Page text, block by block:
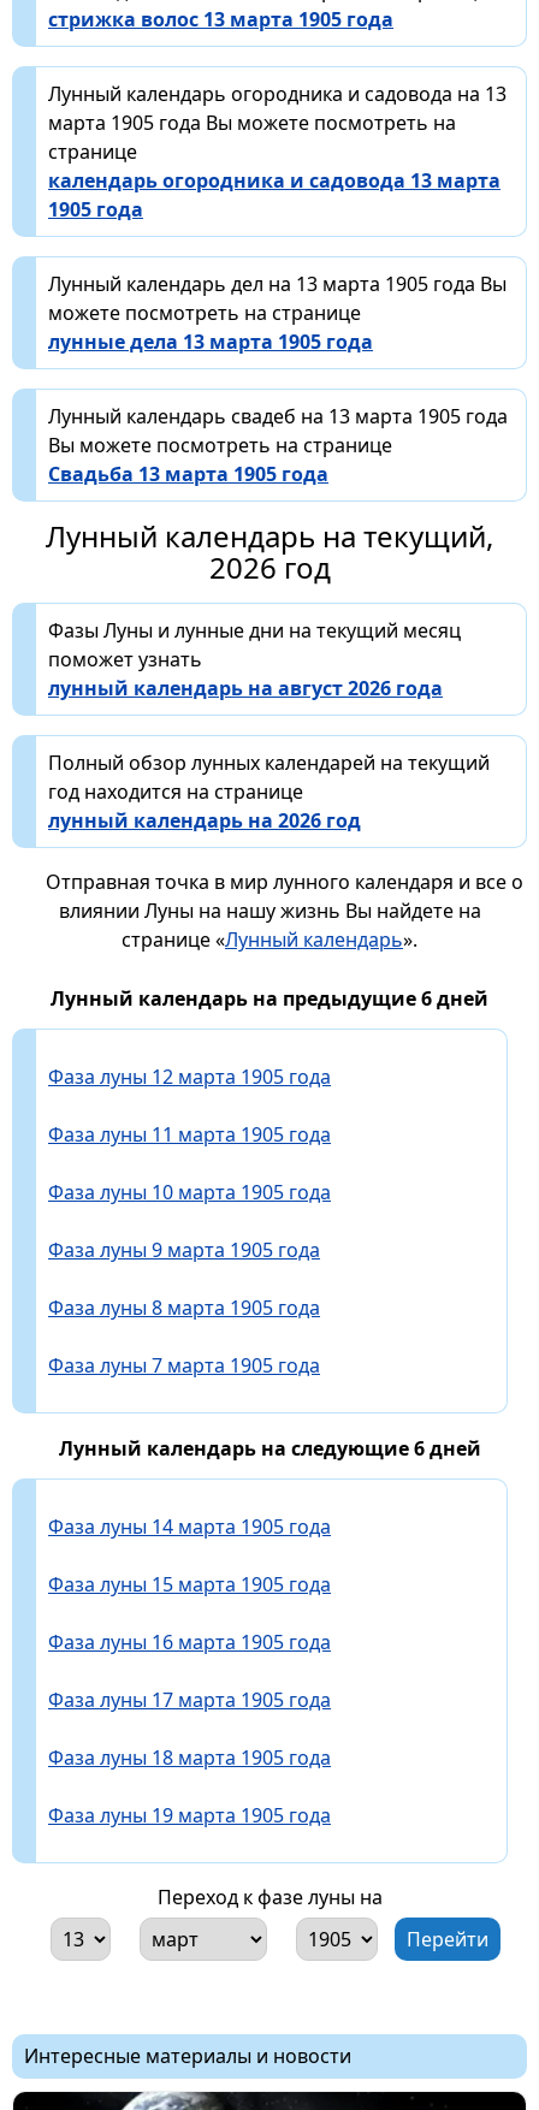
стрижка волос 13 марта 1905 года
Лунный календарь огородника и садовода на 13
марта 1905 года Вы можете посмотреть на
странице
календарь огородника и садовода 13 марта
1905 года
Лунный календарь дел на 13 марта 1905 года Вы
можете посмотреть на странице
лунные дела 13 марта 1905 года
Лунный календарь свадеб на 13 марта 1905 года
Вы можете посмотреть на странице
Свадьба 13 марта 1905 года
Лунный календарь на текущий,
2026 год
Фазы Луны и лунные дни на текущий месяц
поможет узнать
лунный календарь на август 2026 года
Полный обзор лунных календарей на текущий
год находится на странице
лунный календарь на 2026 год
Отправная точка в мир лунного календаря и все о
влиянии Луны на нашу жизнь Вы найдете на
странице «Лунный календарь».
Лунный календарь на предыдущие 6 дней
Фаза луны 12 марта 1905 года
Фаза луны 11 марта 1905 года
Фаза луны 10 марта 1905 года
Фаза луны 9 марта 1905 года
Фаза луны 8 марта 1905 года
Фаза луны 7 марта 1905 года
Лунный календарь на следующие 6 дней
Фаза луны 14 марта 1905 года
Фаза луны 15 марта 1905 года
Фаза луны 16 марта 1905 года
Фаза луны 17 марта 1905 года
Фаза луны 18 марта 1905 года
Фаза луны 19 марта 1905 года
Переход к фазе луны на
Интересные материалы и новости